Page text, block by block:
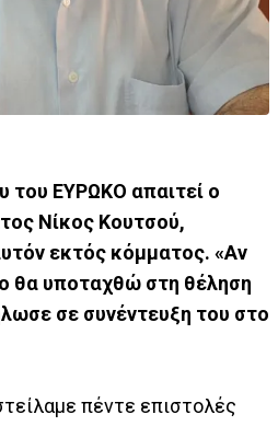
του ΕΥΡΩΚΟ απαιτεί ο
Νίκος Κουτσού,
εκτός κόμματος. «Αν
θα υποταχθώ στη θέληση
σε συνέντευξη του στο
πέντε επιστολές